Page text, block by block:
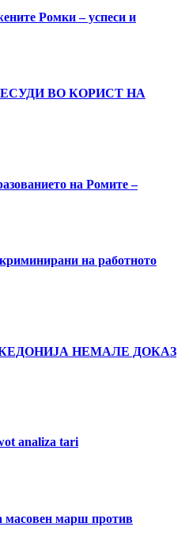
Ромки – успеси и
ВО КОРИСТ НА
на Ромите –
на работното
НЕМАЛЕ ДОКАЗ
analiza tari
масовен марш против